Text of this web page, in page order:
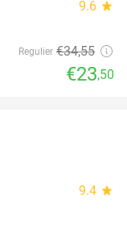
9.6 star
Regulier €34,55
€23,50
9.4 star